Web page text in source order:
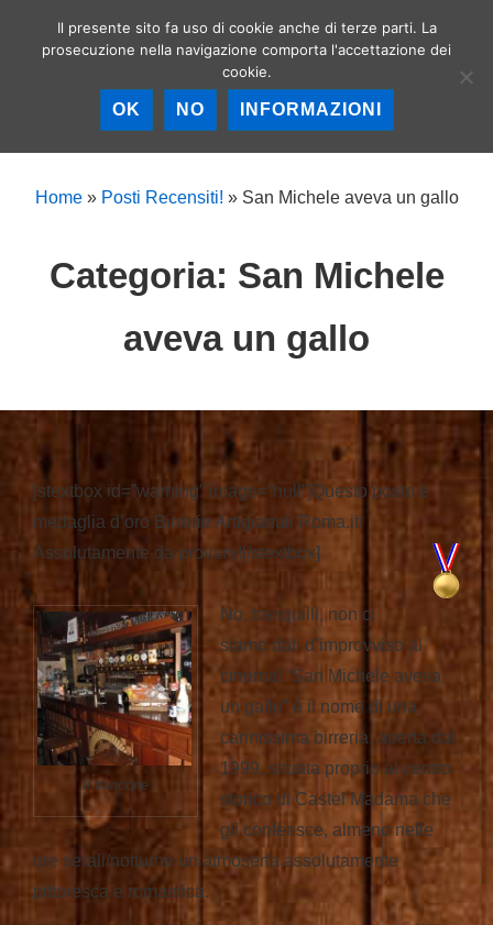
Birrerie artigianali a
Roma – La birra
artigianale nella
principale
Home» Posti Recensiti! » San Michele aveva un gallo
Categoria: San Michele
aveva un gallo
[stextbox id=”warning” image=”null”]Questo posto è
medaglia d’oro Birrerie Artigianali Roma.it!
Assolutamente da provare![/stextbox]
Il bancone
No, tranquilli, non ci
siamo dati d’improvviso al
cinema! “San Michele aveva
un gallo” è il nome di una
carinissima birreria, aperta dal
1999, situata proprio al centro
storico di Castel Madama che
gli conferisce, almeno nelle
ore serali/notturne un atmoserfa assolutamente
pittoresca e romantica.
Il presente sito fa uso di cookie anche di terze parti. La
prosecuzione nella navigazione comporta l'accettazione dei
cookie.
OK NO INFORMAZIONI